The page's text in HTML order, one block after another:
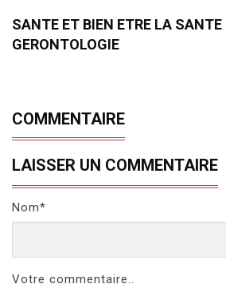
SANTE ET BIEN ETRE LA SANTE
GERONTOLOGIE
COMMENTAIRE
LAISSER UN COMMENTAIRE
Nom*
Votre commentaire..